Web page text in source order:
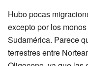
Hubo pocas
excepto por los
Sudamérica. Parece
terrestres entre